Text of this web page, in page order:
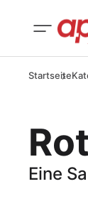
Startseite
Eine